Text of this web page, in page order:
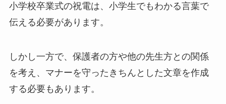
供花・献花
小学校卒業式の祝電は、小学生でもわかる言葉で
伝える必要があります。
しかし一方で、保護者の方や他の先生方との関係
を考え、マナーを守ったきちんとした文章を作成
する必要もあります。